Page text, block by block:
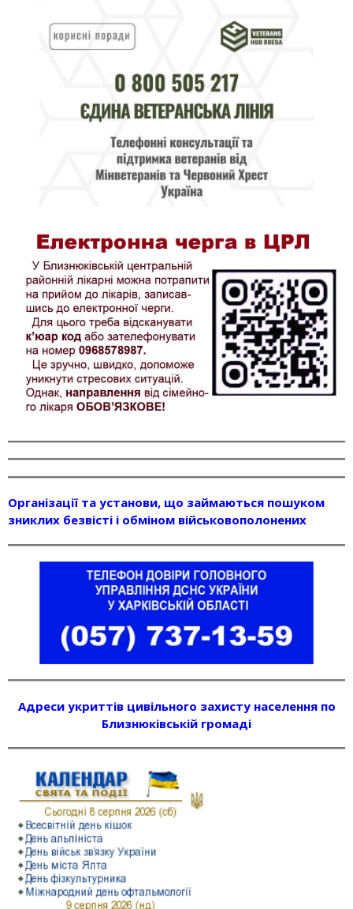
Організації та установи, що займаються пошуком
зниклих безвісті і обміном військовополонених
Адреси укриттів цивільного захисту населення по
Близнюківській громаді